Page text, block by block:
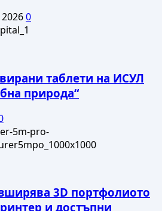
20260
таблети на ИСУЛ
природа“
3D портфолиото
и достъпни